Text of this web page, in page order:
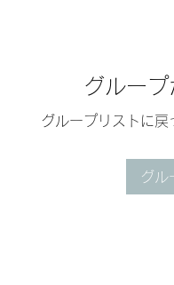
グルー
グループリストに
グル